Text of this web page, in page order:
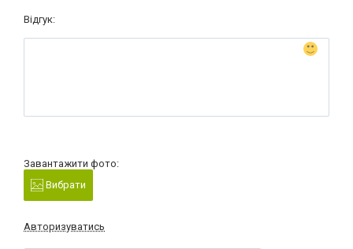
Відгук:
Завантажити фото:
Вибрати
Авторизуватись